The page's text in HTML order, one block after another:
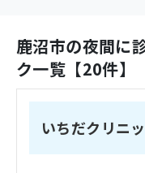
鹿沼市の夜間に
ク一覧【20件】
いちだクリニ